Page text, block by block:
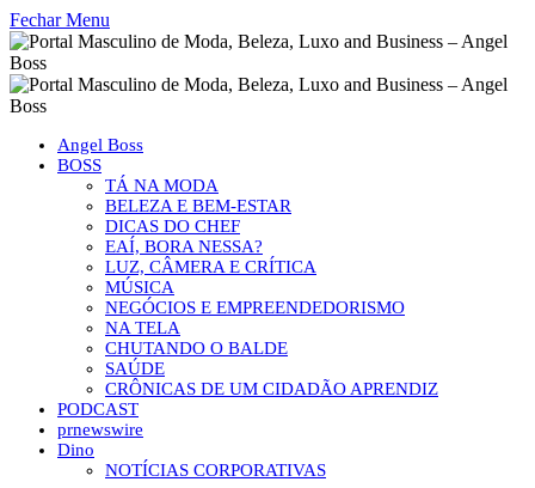
Fechar Menu
Angel Boss
BOSS
TÁ NA MODA
BELEZA E BEM-ESTAR
DICAS DO CHEF
EAÍ, BORA NESSA?
LUZ, CÂMERA E CRÍTICA
MÚSICA
NEGÓCIOS E EMPREENDEDORISMO
NA TELA
CHUTANDO O BALDE
SAÚDE
CRÔNICAS DE UM CIDADÃO APRENDIZ
PODCAST
prnewswire
Dino
NOTÍCIAS CORPORATIVAS